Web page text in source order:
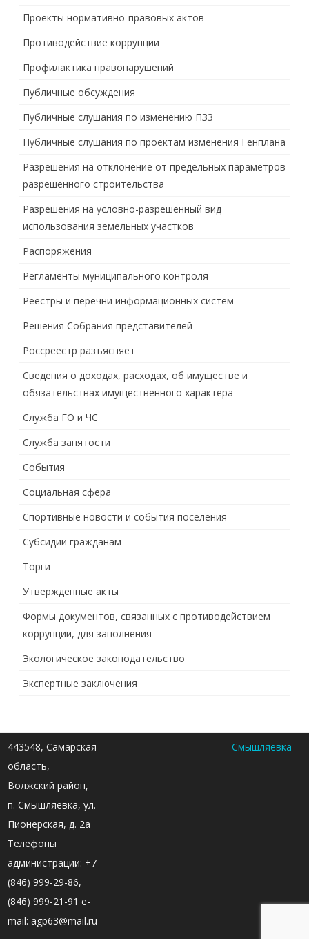
Проекты нормативно-правовых актов
Противодействие коррупции
Профилактика правонарушений
Публичные обсуждения
Публичные слушания по изменению ПЗЗ
Публичные слушания по проектам изменения Генплана
Разрешения на отклонение от предельных параметров
разрешенного строительства
Разрешения на условно-разрешенный вид
использования земельных участков
Распоряжения
Регламенты муниципального контроля
Реестры и перечни информационных систем
Решения Собрания представителей
Россреестр разъясняет
Сведения о доходах, расходах, об имуществе и
обязательствах имущественного характера
Служба ГО и ЧС
Служба занятости
События
Социальная сфера
Спортивные новости и события поселения
Субсидии гражданам
Торги
Утвержденные акты
Формы документов, связанных с противодействием
коррупции, для заполнения
Экологическое законодательство
Экспертные заключения
443548, Самарская
область,
Волжский район,
п. Смышляевка, ул.
Пионерская, д. 2а
Телефоны
администрации: +7
(846) 999-29-86,
(846) 999-21-91 e-
mail: agp63@mail.ru
Смышляевка